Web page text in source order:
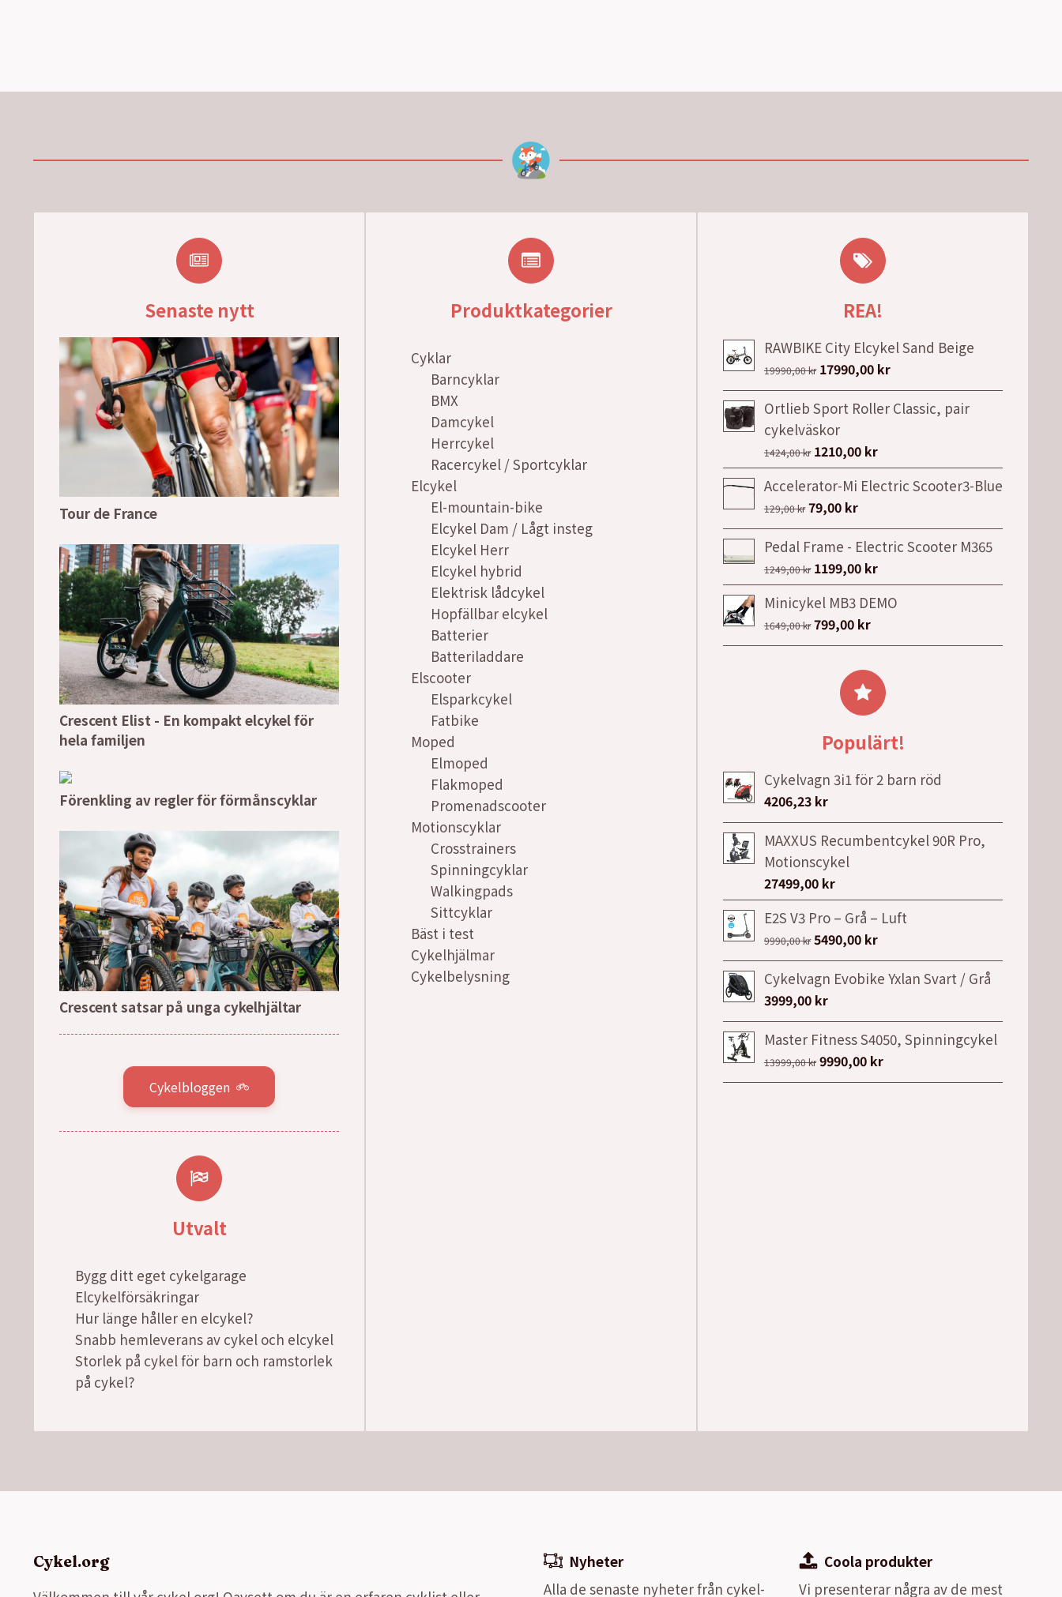
Senaste nytt
Tour de France
Crescent Elist - En kompakt elcykel för
hela familjen
Förenkling av regler för förmånscyklar
Crescent satsar på unga cykelhjältar
Cykelbloggen
Utvalt
Bygg ditt eget cykelgarage
Elcykelförsäkringar
Hur länge håller en elcykel?
Snabb hemleverans av cykel och elcykel
Storlek på cykel för barn och ramstorlek
på cykel?
Produktkategorier
Cyklar
Barncyklar
BMX
Damcykel
Herrcykel
Racercykel / Sportcyklar
Elcykel
El-mountain-bike
Elcykel Dam / Lågt insteg
Elcykel Herr
Elcykel hybrid
Elektrisk lådcykel
Hopfällbar elcykel
Batterier
Batteriladdare
Elscooter
Elsparkcykel
Fatbike
Moped
Elmoped
Flakmoped
Promenadscooter
Motionscyklar
Crosstrainers
Spinningcyklar
Walkingpads
Sittcyklar
Bäst i test
Cykelhjälmar
Cykelbelysning
REA!
RAWBIKE City Elcykel Sand Beige
19990,00kr Det
ursprungliga
priset
var:
19990,00 kr.
17990,00 kr
nuvarande
priset
Ortlieb Sport Roller Classic, pair
cykelväskor
1424,00kr Det
ursprungliga
priset
var:
1424,00 kr.
1210,00 kr
nuvarande
priset
1210,00 kr.
Accelerator-Mi Electric Scooter3-Blue
129,00kr Det
ursprungliga
priset
var:
129,00 kr.
79,00 kr
nuvarande
priset
är:
79,00 kr.
Pedal Frame - Electric Scooter M365
1249,00kr Det
ursprungliga
priset
var:
1249,00 kr.
1199,00 kr
nuvarande
priset
1199,00 kr.
Minicykel MB3 DEMO
1649,00kr Det
ursprungliga
1649,00 kr.
799,00 kr
nuvarande
priset
är:
799,00 kr.
Populärt!
Cykelvagn 3i1 för 2 barn röd
4206,23 kr
MAXXUS Recumbentcykel 90R Pro,
Motionscykel
27499,00 kr
E2S V3 Pro – Grå – Luft
9990,00kr Det
ursprungliga
priset
var:
9990,00 kr.
5490,00 kr
nuvarande
priset
5490,00 kr.
Cykelvagn Evobike Yxlan Svart / Grå
3999,00 kr
Master Fitness S4050, Spinningcykel
13999,00kr Det
ursprungliga
9990,00 kr
nuvarande
Cykel.org
Nyheter
Alla de senaste nyheter från cykel-
Coola produkter
Vi presenterar några av de mest